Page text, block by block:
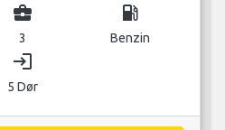
business_center
3
local_gas_station
Benzin
login
5 Dør